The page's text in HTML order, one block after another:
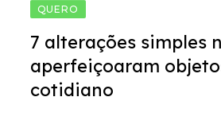
QUERO
7 alterações simples
aperfeiçoaram
cotidiano